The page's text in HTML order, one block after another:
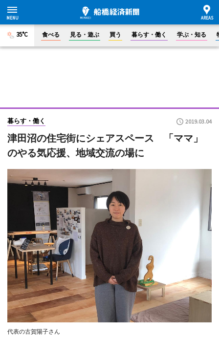
35°C 食べる 見る・遊ぶ 買う 暮らす・働く 学ぶ・知る
暮らす・働く 2019.03.04
津田沼の住宅街にシェアスペース 「ママ」
のやる気応援、地域交流の場に
代表の古賀陽子さん